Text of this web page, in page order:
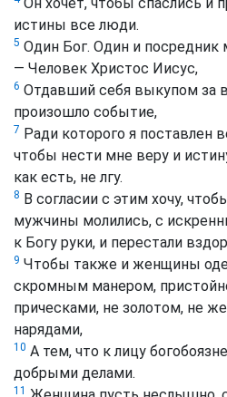
Он хочет, чтобы спаслись и
истины все люди.
5 Один Бог. Один и
— Человек Христос Иисус,
6 Отдавший себя выкупом за
произошло событие,
7 Ради которого я поставлен
чтобы нести мне веру и
как есть, не лгу.
8 В согласии с этим хочу,
мужчины молились, с
к Богу руки, и перестали
9 Чтобы также и женщины
скромным манером,
прическами, не золотом, не
нарядами,
10 А тем, что к лицу
добрыми делами.
11